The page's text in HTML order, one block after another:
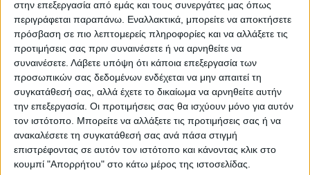
στην επεξεργασία από εμάς και τους συνεργάτες μας όπως
περιγράφεται παραπάνω. Εναλλακτικά, μπορείτε να αποκτήσετε
πρόσβαση σε πιο λεπτομερείς πληροφορίες και να αλλάξετε τις
προτιμήσεις σας πριν συναινέσετε ή να αρνηθείτε να
συναινέσετε. Λάβετε υπόψη ότι κάποια επεξεργασία των
προσωπικών σας δεδομένων ενδέχεται να μην απαιτεί τη
συγκατάθεσή σας, αλλά έχετε το δικαίωμα να αρνηθείτε αυτήν
την επεξεργασία. Οι προτιμήσεις σας θα ισχύουν μόνο για αυτόν
τον ιστότοπο. Μπορείτε να αλλάξετε τις προτιμήσεις σας ή να
ανακαλέσετε τη συγκατάθεσή σας ανά πάσα στιγμή
επιστρέφοντας σε αυτόν τον ιστότοπο και κάνοντας κλικ στο
κουμπί "Απορρήτου" στο κάτω μέρος της ιστοσελίδας.